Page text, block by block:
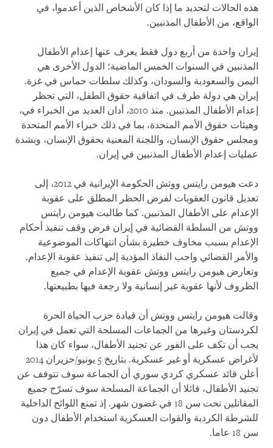
هذه الحالات لتحديد ما إذا كان الأشخاص الذين أعدموا، في
الواقع، من الأطفال المذنبين.
إيران واحدة من أربع دول فقط يعرف عنها إعدام الأطفال
المذنبين في السنوات الخمس الماضية؛ الدول الأخرى هي
اليمن والسعودية والسودان، وكذلك سلطات حماس في غزة.
إيران هي دولة طرف في اتفاقية حقوق الطفل، التي تحظر
إعدام الأطفال المذنبين. منذ 2010، أدان العديد من الخبراء في،
وهيئات حقوق الأمم المتحدة، بما في ذلك خبراء الأمم المتحدة
ومجلس حقوق الإنسان، واللجنة المعنية بحقوق الإنسان، وبشدة
عمليات إعدام الأطفال المذنبين في إيران.
دعت هيومن رايتس ووتش الحكومة الإيرانية في 2012، إلى
تعديل قانون العقوبات لفرض الحظر المطلق على عقوبة
الإعدام على الأطفال المذنبين. كما طالبت هيومن رايتس
ووتش من السلطة القضائية في إيران فرض وقف تنفيذ أحكام
الإعدام بسبب مخاوف خطيرة بشأن انتهاكات الموضوعية
والأمر القضائي واجب النفاذ المؤدية إلى تنفيذ عقوبة الإعدام.
وتعارض هيومن رايتس ووتش عقوبة الإعدام في جميع
الظروف لأنها عقوبة غير إنسانية ولا رجعة فيها بطبيعتها.
وقالت هيومن رايتس ووتش أن قيادة حزب الحياة الحرة
لكردستان وغيرها من الجماعات المسلحة التي تعمل في إيران
يجب أن تكف على الفور عن تجنيد الأطفال، سواء كان هذا
لأغراض عسكرية أو غير عسكرية. بتاريخ 5 يونيو/حزيران 2014
أعلن قائد عسكري كردي سوري أن الجماعة سوف تتوقف عن
تجنيد الأطفال، قائلا أن الجماعة المسلحة سوف تسرّح جميع
المقاتلين تحت سن 18 في غضون شهر. إذ تمنع اللوائح الداخلية
للشرطة الكردية والقوات العسكرية استخدام الأطفال دون
سن 18 عاما.